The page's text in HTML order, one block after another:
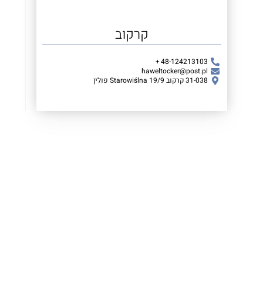
קרקוב
48-124213103 +
haweltocker@post.pl
31-038 קרקוב Starowiślna 19/9 פולין